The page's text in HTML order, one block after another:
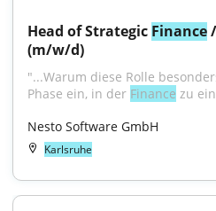
Head of Strategic Finance
(m/w/d)
"...Warum diese Rolle
Phase ein, in der Finance zu
Nesto Software GmbH
Karlsruhe